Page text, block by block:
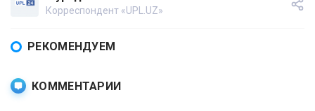
Корреспондент «UPL.UZ»
РЕКОМЕНДУЕМ
КОММЕНТАРИИ